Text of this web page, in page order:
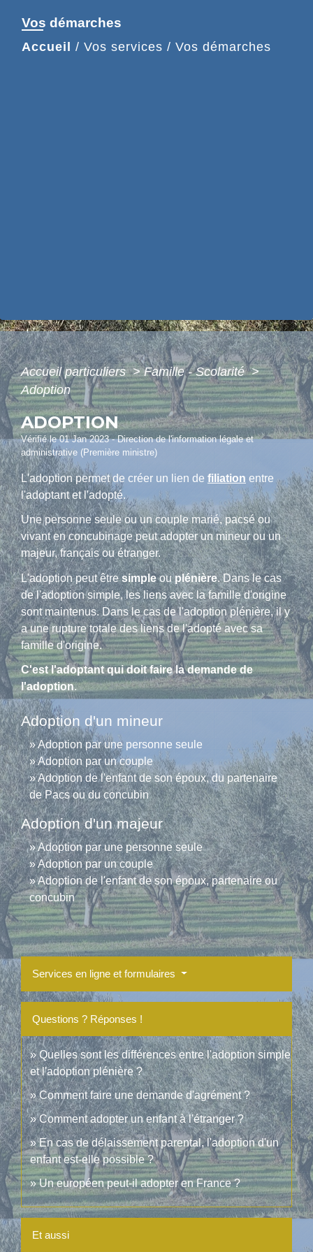
Vos démarches
Accueil / Vos services / Vos démarches
Accueil particuliers> Famille - Scolarité>
Adoption
ADOPTION
Vérifié le 01 Jan 2023 - Direction de l'information légale et
administrative (Première ministre)
L'adoption permet de créer un lien de filiation entre
l'adoptant et l'adopté.
Une personne seule ou un couple marié, pacsé ou
vivant en concubinage peut adopter un mineur ou un
majeur, français ou étranger.
L'adoption peut êtresimpleouplénière. Dans le cas
de l'adoption simple, les liens avec la famille d'origine
sont maintenus. Dans le cas de l'adoption plénière, il y
a une rupture totale des liens de l'adopté avec sa
famille d'origine.
C'est l'adoptant qui doit faire la demande de
l'adoption.
Adoption d'un mineur
Adoption par une personne seule
Adoption par un couple
Adoption de l'enfant de son époux, du partenaire
de Pacs ou du concubin
Adoption d'un majeur
Adoption par une personne seule
Adoption par un couple
Adoption de l'enfant de son époux, partenaire ou
concubin
Services en ligne et formulaires
Questions ? Réponses !
Quelles sont les différences entre l'adoption simple
et l'adoption plénière ?
Comment faire une demande d'agrément ?
Comment adopter un enfant à l'étranger ?
En cas de délaissement parental, l'adoption d'un
enfant est-elle possible ?
Un européen peut-il adopter en France ?
Et aussi